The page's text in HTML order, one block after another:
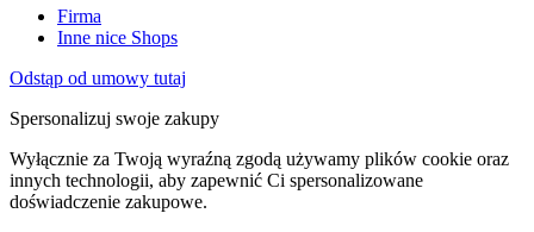
Firma
Inne nice Shops
Odstąp od umowy tutaj
Spersonalizuj swoje zakupy
Wyłącznie za Twoją wyraźną zgodą używamy plików cookie oraz
innych technologii, aby zapewnić Ci spersonalizowane
doświadczenie zakupowe.